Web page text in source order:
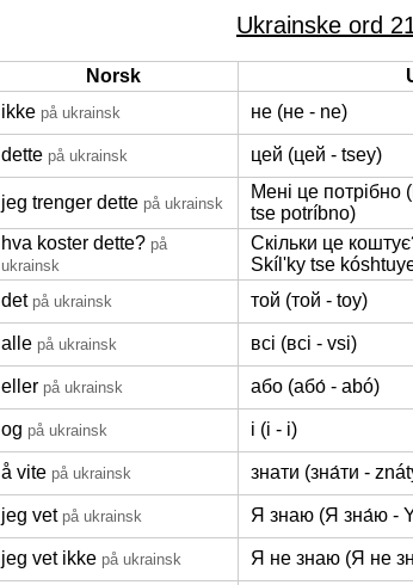
Ukrainske ord
Norsk
ikke på ukrainsk не (не - ne)
dette på ukrainsk цей (цей - tsey)
jeg trenger dette på ukrainsk
Мені це потрібно
tse potríbno)
hva koster dette? på
ukrainsk
Скільки це
Skílʹky tse
det på ukrainsk той (той - toy)
alle på ukrainsk всi (всi - vsi)
eller på ukrainsk або (або́ - abó)
og på ukrainsk і (і - i)
å vite på ukrainsk знати (зна́ти -
jeg vet på ukrainsk Я знаю (Я зна́ю -
jeg vet ikke på ukrainsk Я не знаю (Я не